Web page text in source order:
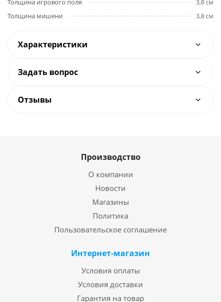
Толщина игрового поля
3,8 см
Толщина мишени
3,8 см
Характеристики
Задать вопрос
Отзывы
Производство
О компании
Новости
Магазины
Политика
Пользовательское соглашение
Интернет-магазин
Условия оплаты
Условия доставки
Гарантия на товар